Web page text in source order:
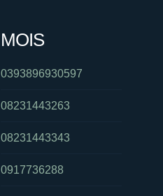
MOIS
0393896930597
08231443263
08231443343
0917736288